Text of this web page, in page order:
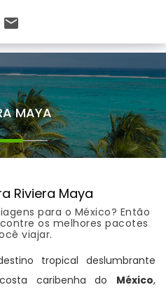
email
MAYA
Riviera Maya
para o México? Então
os melhores pacotes
viajar.
tropical deslumbrante
caribenha do México,